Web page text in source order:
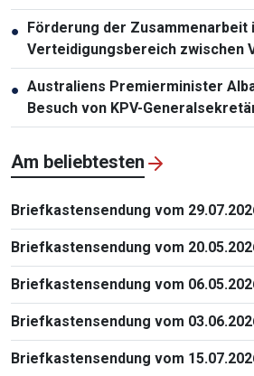
● Förderung der Zusammenarbeit
Verteidigungsbereich zwischen
Malaysia
● Australiens Premierminister
Besuch von KPV-
Staatspräsident To Lam
Am beliebtesten
Briefkastensendung vom
Briefkastensendung vom
Briefkastensendung vom
Briefkastensendung vom
Briefkastensendung vom